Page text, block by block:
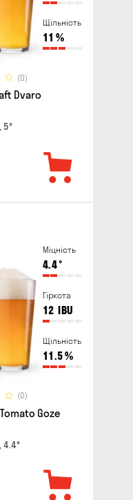
Щільність
11 %
(0)
Dvaro
5°
Міцність
4.4°
Гіркота
12 IBU
Щільність
11.5%
(0)
Goze
4.4°